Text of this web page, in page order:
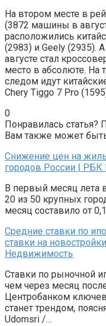
На втором месте в
(3872 машины в
расположились
(2983) и Geely (2935).
августе стал
место в абсолюте. На
следом идут
Chery Tiggo 7 Pro
0
Понравилась статья?
Вам также может
Снижение цен на
городов России |
В первый месяц лета
20 из 50 крупных
месяц составило от
Средние ставки по
ставки на
Недвижимость
Ставки по рыночной
чем через месяц
Центробанком
станет трендом,
Udomsri /…